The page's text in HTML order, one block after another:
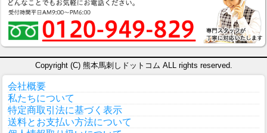
Copyright (C) 熊本馬刺しドットコム ALL rights reserved.
会社概要
私たちについて
特定商取引法に基づく表示
送料とお支払い方法について